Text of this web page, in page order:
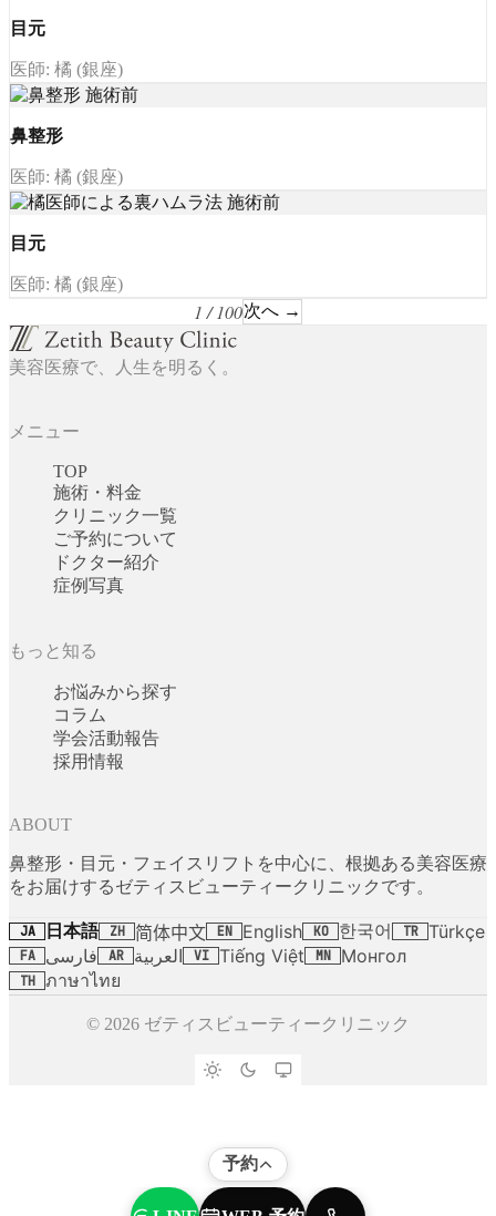
目元
医師: 橘 (銀座)
鼻整形
医師: 橘 (銀座)
目元
医師: 橘 (銀座)
1 / 100次へ →
美容医療で、人生を明るく。
メニュー
TOP
施術・料金
クリニック一覧
ご予約について
ドクター紹介
症例写真
もっと知る
お悩みから探す
コラム
学会活動報告
採用情報
ABOUT
鼻整形・目元・フェイスリフトを中心に、根拠ある美容医療
をお届けするゼティスビューティークリニックです。
JA 日本語 ZH 简体中文 EN English KO 한국어 TR Türkçe
FA فارسی AR العربية VI Tiếng Việt MN Монгол
TH ภาษาไทย
© 2026 ゼティスビューティークリニック
予約